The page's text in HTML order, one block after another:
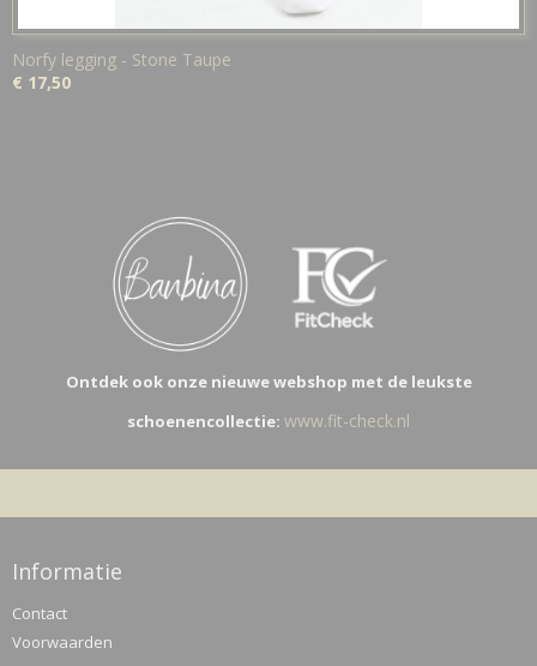
Norfy legging - Stone Taupe
€ 17,50
Ontdek ook onze nieuwe webshop met de leukste
schoenencollectie: www.fit-check.nl
Informatie
Contact
Voorwaarden